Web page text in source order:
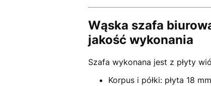
Wąska szafa
jakość wykonania
Szafa wykonana jest z płyty
Korpus i półki: płyta 18